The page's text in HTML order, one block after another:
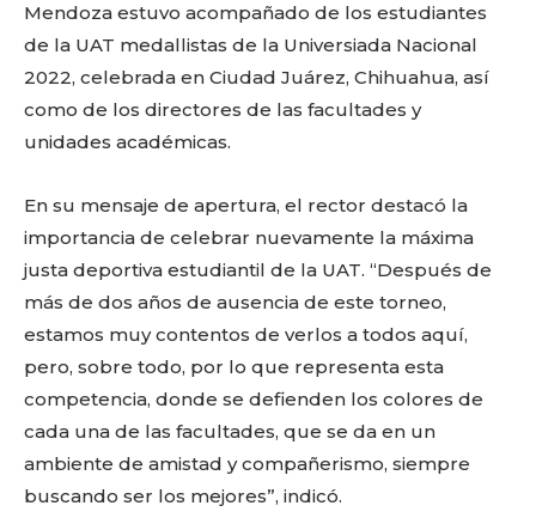
Mendoza estuvo acompañado de los estudiantes
de la UAT medallistas de la Universiada Nacional
2022, celebrada en Ciudad Juárez, Chihuahua, así
como de los directores de las facultades y
unidades académicas.
En su mensaje de apertura, el rector destacó la
importancia de celebrar nuevamente la máxima
justa deportiva estudiantil de la UAT. “Después de
más de dos años de ausencia de este torneo,
estamos muy contentos de verlos a todos aquí,
pero, sobre todo, por lo que representa esta
competencia, donde se defienden los colores de
cada una de las facultades, que se da en un
ambiente de amistad y compañerismo, siempre
buscando ser los mejores”, indicó.